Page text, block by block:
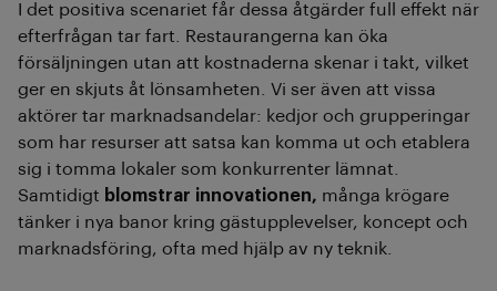
I det positiva scenariet får dessa åtgärder full effekt när
efterfrågan tar fart. Restaurangerna kan öka
försäljningen utan att kostnaderna skenar i takt, vilket
ger en skjuts åt lönsamheten. Vi ser även att vissa
aktörer tar marknadsandelar: kedjor och grupperingar
som har resurser att satsa kan komma ut och etablera
sig i tomma lokaler som konkurrenter lämnat.
Samtidigt blomstrar innovationen, många krögare
tänker i nya banor kring gästupplevelser, koncept och
marknadsföring, ofta med hjälp av ny teknik.